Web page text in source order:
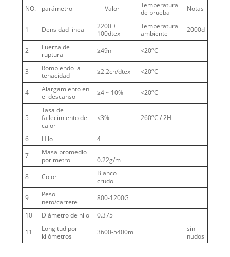
NO. parámetro Valor
Temperatura
de prueba
Notas
1 Densidad lineal
2200 ±
100dtex
Temperatura
ambiente
2000d
2
Fuerza de
ruptura
≥49n <20ºC
3
Rompiendo la
tenacidad
≥2.2cn/dtex <20ºC
4
Alargamiento en
el descanso
≥4 ~ 10% <20ºC
5
Tasa de
fallecimiento de
calor
≤3% 260ºC / 2H
6 Hilo
4
7
Masa promedio
por metro
0.22g/m
8
Color
Blanco
crudo
9
Peso
neto/carrete
800-1200G
10
Diámetro de hilo
0.375
11
Longitud por
kilómetros
3600-5400m
sin
nudos